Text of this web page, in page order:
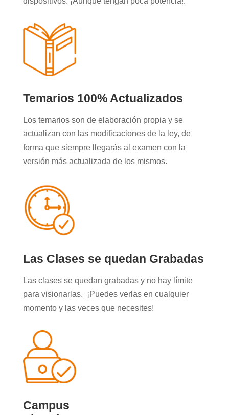
Temarios 100% Actualizados
Los temarios son de elaboración propia y se
actualizan con las modificaciones de la ley, de
forma que siempre llegarás al examen con la
versión más actualizada de los mismos.
Las Clases se quedan Grabadas
Las clases se quedan grabadas y no hay límite
para visionarlas. ¡Puedes verlas en cualquier
momento y las veces que necesites!
Campus